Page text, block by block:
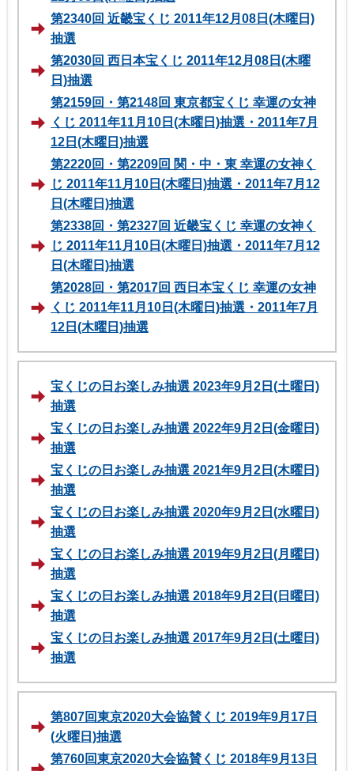
第2340回 近畿宝くじ 2011年12月08日(木曜日)
抽選
第2030回 西日本宝くじ 2011年12月08日(木曜
日)抽選
第2159回・第2148回 東京都宝くじ 幸運の女神
くじ 2011年11月10日(木曜日)抽選・2011年7月
12日(木曜日)抽選
第2220回・第2209回 関・中・東 幸運の女神く
じ 2011年11月10日(木曜日)抽選・2011年7月12
日(木曜日)抽選
第2338回・第2327回 近畿宝くじ 幸運の女神く
じ 2011年11月10日(木曜日)抽選・2011年7月12
日(木曜日)抽選
第2028回・第2017回 西日本宝くじ 幸運の女神
くじ 2011年11月10日(木曜日)抽選・2011年7月
12日(木曜日)抽選
宝くじの日お楽しみ抽選 2023年9月2日(土曜日)
抽選
宝くじの日お楽しみ抽選 2022年9月2日(金曜日)
抽選
宝くじの日お楽しみ抽選 2021年9月2日(木曜日)
抽選
宝くじの日お楽しみ抽選 2020年9月2日(水曜日)
抽選
宝くじの日お楽しみ抽選 2019年9月2日(月曜日)
抽選
宝くじの日お楽しみ抽選 2018年9月2日(日曜日)
抽選
宝くじの日お楽しみ抽選 2017年9月2日(土曜日)
抽選
第807回東京2020大会協賛くじ 2019年9月17日
(火曜日)抽選
第760回東京2020大会協賛くじ 2018年9月13日